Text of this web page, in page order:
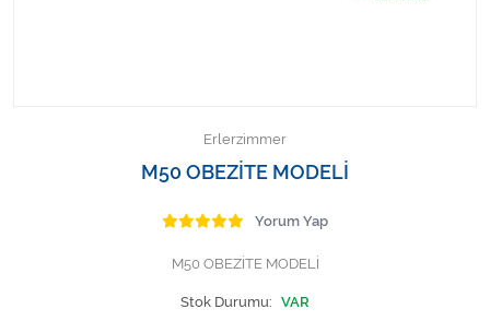
Tıbbi Tekstil Ürünleri
Erlerzimmer
M50 OBEZİTE MODELİ
Yorum Yap
M50 OBEZİTE MODELİ
Stok Durumu: VAR